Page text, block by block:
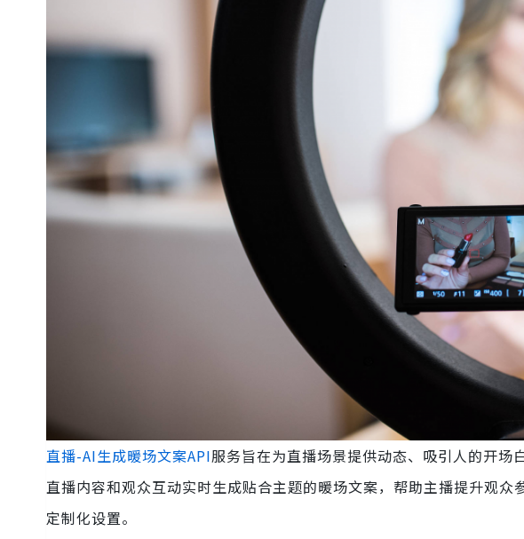
直播-AI生成暖场文案API服务旨在为直播场景提供动态、吸引人的开场
直播内容和观众互动实时生成贴合主题的暖场文案，帮助主播提升观
定制化设置。